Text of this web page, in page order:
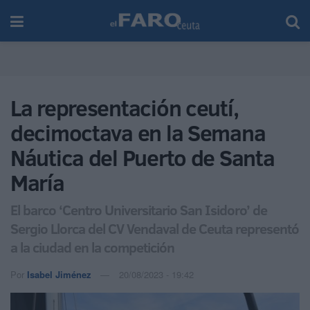
La representación ceutí,
decimoctava en la Semana
Náutica del Puerto de Santa
María
El barco ‘Centro Universitario San Isidoro’ de
Sergio Llorca del CV Vendaval de Ceuta representó
a la ciudad en la competición
Por Isabel Jiménez 20/08/2023 - 19:42